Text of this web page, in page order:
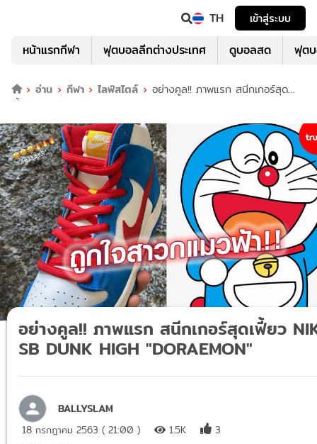
TH เข้าสู่ระบบ
หน้าแรกกีฬา ฟุตบอลลีกต่างประเทศ ดูบอลสด ฟุต
อ่าน กีฬา ไลฟ์สไตล์
อย่างคูล!! ภาพแรก สนีกเกอร์สุด
เฟี้ยว NIKE SB DUNK HIGH "DORAEMON"
อย่างคูล!! ภาพแรก สนีกเกอร์สุดเฟี้ยว
SB DUNK HIGH "DORAEMON"
BALLYSLAM
18 กรกฎาคม 2563 ( 21:00 ) 1.5K 3